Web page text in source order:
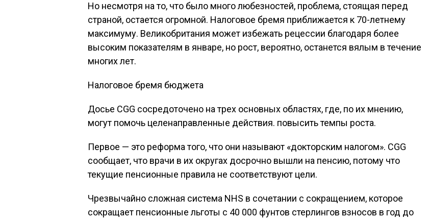
Но несмотря на то, что было много любезностей, проблема, стоящая перед
страной, остается огромной. Налоговое бремя приближается к 70-летнему
максимуму. Великобритания может избежать рецессии благодаря более
высоким показателям в январе, но рост, вероятно, останется вялым в течение
многих лет.
Налоговое бремя бюджета
Досье CGG сосредоточено на трех основных областях, где, по их мнению,
могут помочь целенаправленные действия. повысить темпы роста.
Первое — это реформа того, что они называют «докторским налогом». CGG
сообщает, что врачи в их округах досрочно вышли на пенсию, потому что
текущие пенсионные правила не соответствуют цели.
Чрезвычайно сложная система NHS в сочетании с сокращением, которое
сокращает пенсионные льготы с 40 000 фунтов стерлингов взносов в год до